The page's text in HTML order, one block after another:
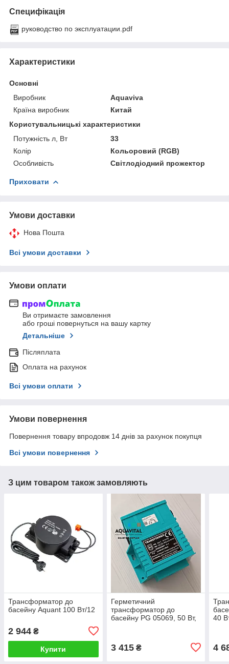
Специфікація
руководство по эксплуатации.pdf
Характеристики
Основні
Виробник
Aquaviva
Країна виробник
Китай
Користувальницькі характеристики
Потужність л, Вт
33
Колір
Кольоровий (RGB)
Особливість
Світлодіодний прожектор
Приховати
Умови доставки
Нова Пошта
Всі умови доставки
Умови оплати
Ви отримаєте замовлення
або гроші повернуться на вашу картку
Детальніше
Післяплата
Оплата на рахунок
Всі умови оплати
Умови повернення
Повернення товару впродовж 14 днів за рахунок покупця
Всі умови повернення
З цим товаром також замовляють
Трансформатор до
басейну Aquant 100 Вт/12
2 944 ₴
Купити
Герметичний
трансформатор до
басейну PG 05069, 50 Вт,
3 415₴
40
4